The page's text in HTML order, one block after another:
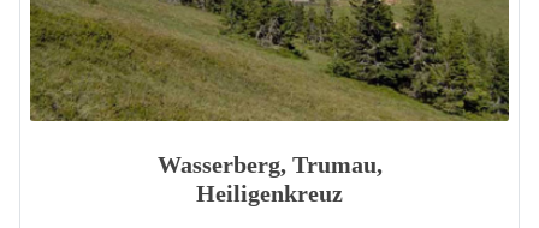
Wasserberg, Trumau,
Heiligenkreuz